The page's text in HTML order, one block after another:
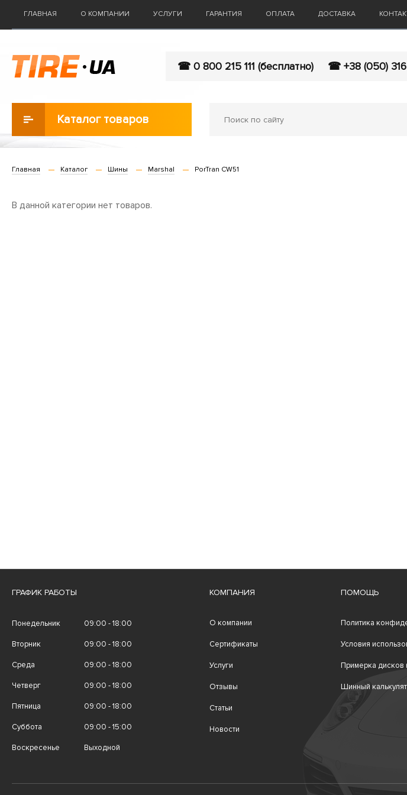
ГЛАВНАЯ О КОМПАНИИ УСЛУГИ ГАРАНТИЯ ОПЛАТА ДОСТАВКА
☎ 0 800 215 111 (бесплатно) ☎ +38 (050)
Каталог товаров
Главная Каталог Шины Marshal PorTran CW51
В данной категории нет товаров.
ГРАФИК РАБОТЫ
Понедельник 09:00 - 18:00
Вторник 09:00 - 18:00
Среда 09:00 - 18:00
Четверг 09:00 - 18:00
Пятница 09:00 - 18:00
Суббота 09:00 - 15:00
Воскресенье Выходной
КОМПАНИЯ
О компании
Сертификаты
Услуги
Отзывы
Статьи
Новости
ПОМОЩЬ
Политика
Условия
Примерка дисков
Шинный